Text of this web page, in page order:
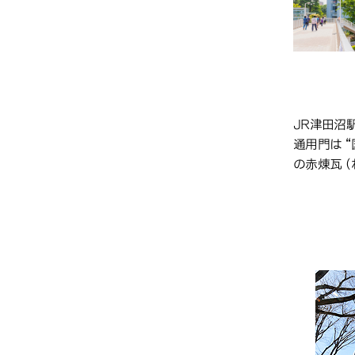
JR津田沼
通用門は“
の赤煉瓦（
1号